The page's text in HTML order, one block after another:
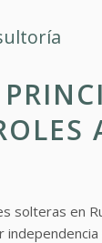
solteras en